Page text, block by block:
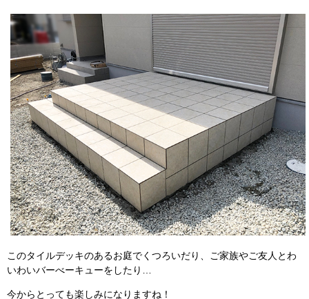
このタイルデッキのあるお庭でくつろいだり、ご家族やご友人とわ
いわいバーべーキューをしたり…
今からとっても楽しみになりますね！